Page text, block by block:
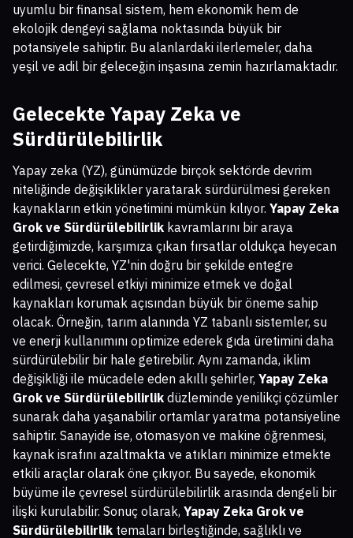
uyumlu bir finansal sistem, hem ekonomik hem de
ekolojik dengeyi sağlama noktasında büyük bir
potansiyele sahiptir. Bu alanlardaki ilerlemeler, daha
yeşil ve adil bir geleceğin inşasına zemin hazırlamaktadır.
Gelecekte Yapay Zeka ve
Sürdürülebilirlik
Yapay zeka (YZ), günümüzde birçok sektörde devrim
niteliğinde değişiklikler yaratarak sürdürülmesi gereken
kaynakların etkin yönetimini mümkün kılıyor. Yapay Zeka
Grok ve Sürdürülebilirlik kavramlarını bir araya
getirdiğimizde, karşımıza çıkan fırsatlar oldukça heyecan
verici. Gelecekte, YZ'nin doğru bir şekilde entegre
edilmesi, çevresel etkiyi minimize etmek ve doğal
kaynakları korumak açısından büyük bir öneme sahip
olacak. Örneğin, tarım alanında YZ tabanlı sistemler, su
ve enerji kullanımını optimize ederek gıda üretimini daha
sürdürülebilir bir hale getirebilir. Aynı zamanda, iklim
değişikliği ile mücadele eden akıllı şehirler, Yapay Zeka
Grok ve Sürdürülebilirlik düzleminde yenilikçi çözümler
sunarak daha yaşanabilir ortamlar yaratma potansiyeline
sahiptir. Sanayide ise, otomasyon ve makine öğrenmesi,
kaynak israfını azaltmakta ve atıkları minimize etmekte
etkili araçlar olarak öne çıkıyor. Bu sayede, ekonomik
büyüme ile çevresel sürdürülebilirlik arasında dengeli bir
ilişki kurulabilir. Sonuç olarak, Yapay Zeka Grok ve
Sürdürülebilirlik temaları birleştiğinde, sağlıklı ve